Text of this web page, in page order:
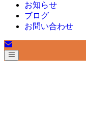
お知らせ
ブログ
お問い合わせ